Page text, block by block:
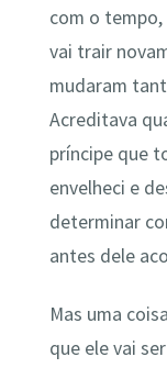
com o
vai trair
mudaram
Acreditava
príncipe que
envelheci e
determinar
antes dele
Mas uma
que ele vai